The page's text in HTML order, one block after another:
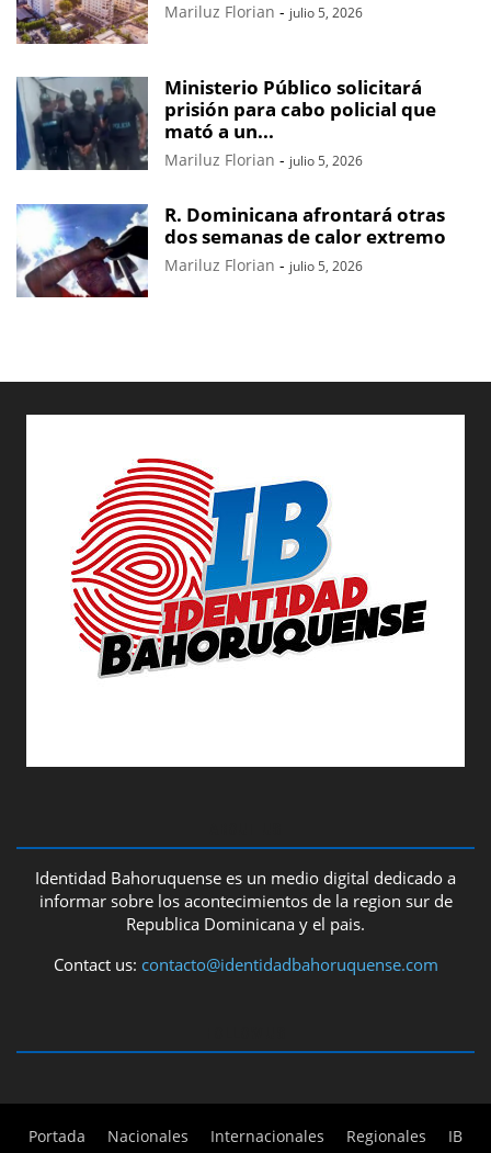
Mariluz Florian - julio 5, 2026
Ministerio Público solicitará
prisión para cabo policial que
mató a un...
Mariluz Florian - julio 5, 2026
R. Dominicana afrontará otras
dos semanas de calor extremo
Mariluz Florian - julio 5, 2026
Identidad Bahoruquense es un medio digital dedicado a
informar sobre los acontecimientos de la region sur de
Republica Dominicana y el pais.
Contact us: contacto@identidadbahoruquense.com
Portada Nacionales Internacionales Regionales IB